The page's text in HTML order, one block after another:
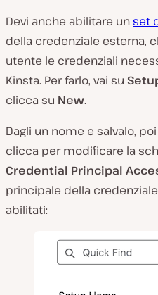
Devi anche abilitare unset
della credenziale esterna,
utente le credenziali
Kinsta. Per farlo, vai su
clicca su New.
Dagli un nome e salvalo,
clicca per modificare la
Credential Principal
principale della
abilitati: